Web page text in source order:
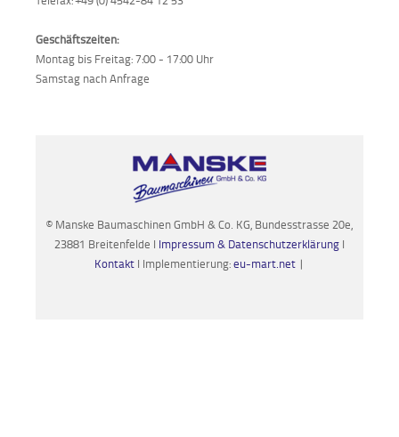
Geschäftszeiten:
Montag bis Freitag: 7:00 - 17:00 Uhr
Samstag nach Anfrage
© Manske Baumaschinen GmbH & Co. KG, Bundesstrasse 20e,
23881 Breitenfelde I Impressum & Datenschutzerklärung I
Kontakt I Implementierung:eu-mart.net |